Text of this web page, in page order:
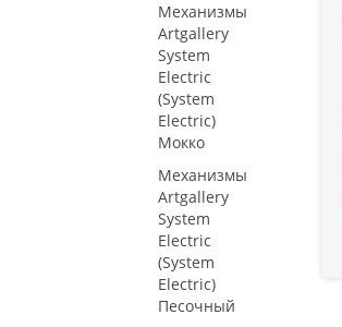
Механизмы
Artgallery
System
Electric
(System
Electric)
Мокко
Механизмы
Artgallery
System
Electric
(System
Electric)
Песочный